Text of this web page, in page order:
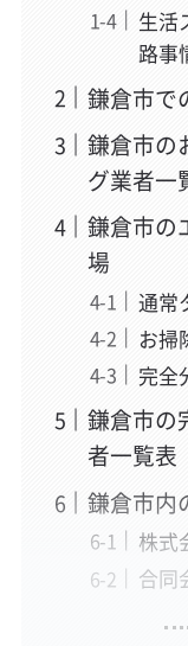
生活
路事
鎌倉市で
鎌倉市の
グ業者一
鎌倉市の
場
通常
お掃
完全
鎌倉市の
者一覧表
鎌倉市内
株式
合同